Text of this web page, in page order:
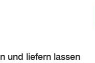
und liefern lassen